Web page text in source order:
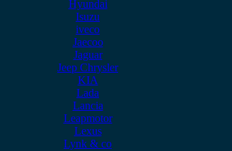
Hyundai
Isuzu
iveco
Jaecoo
Jaguar
Jeep Chrysler
KIA
Lada
Lancia
Leapmotor
Lexus
Lynk & co